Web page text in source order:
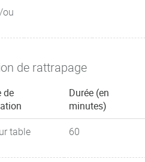
ou
de rattrapage
de
Durée (en
minutes)
table 60